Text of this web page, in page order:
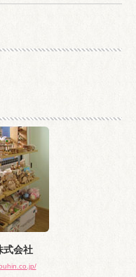
式会社